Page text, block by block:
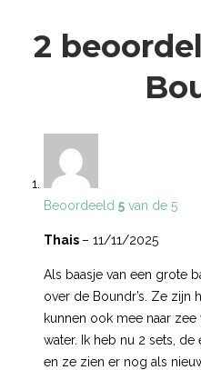
2
Beoordeeld 5 van de 5
Thais – 11/11/2025
Als baasje van een grote
over de Boundr’s. Ze zijn
kunnen ook mee naar
water. Ik heb nu 2 sets,
en ze zien er nog als